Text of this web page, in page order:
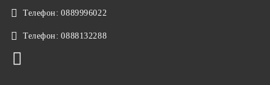
Телефон: 0889996022
Телефон: 0888132288